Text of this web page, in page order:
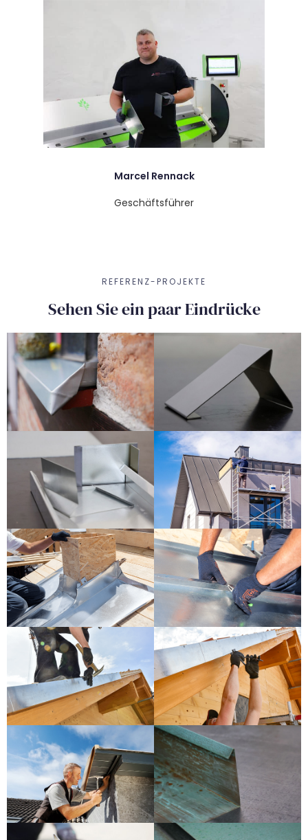
Marcel Rennack
Geschäftsführer
REFERENZ-PROJEKTE
Sehen Sie ein paar Eindrücke